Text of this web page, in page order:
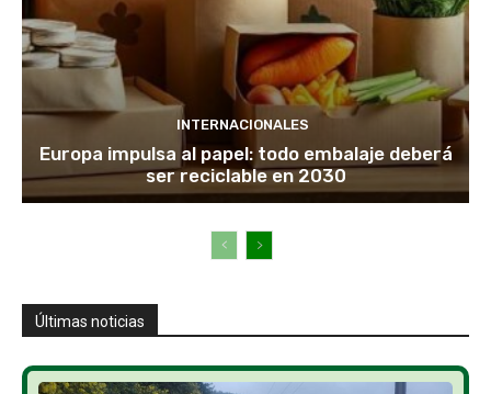
INTERNACIONALES
Europa impulsa al papel: todo embalaje deberá
ser reciclable en 2030
Últimas noticias